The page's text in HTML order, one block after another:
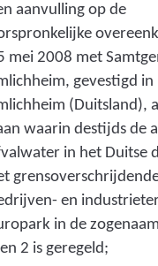
i
o
o
l
w
a
t
e
r
aanvulling op de
mei 2008 met
gevestigd in
(Duitsland),
waarin destijds de
in het Duitse
en
in de
2 is geregeld;